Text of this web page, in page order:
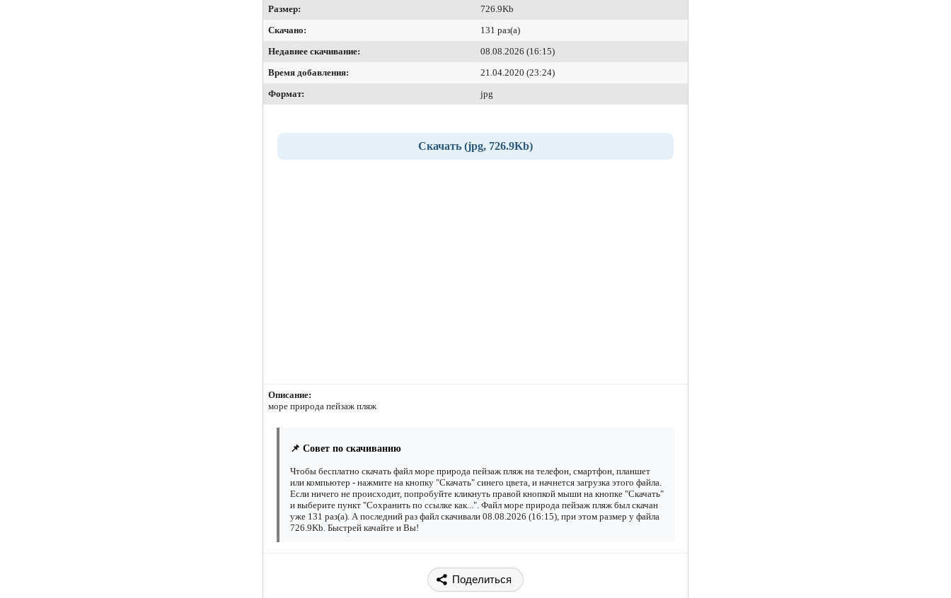
Размер:
726.9Kb
Скачано:
131 раз(а)
Недавнее скачивание:
08.08.2026 (16:15)
Время добавления:
21.04.2020 (23:24)
Формат:
jpg
Скачать (jpg, 726.9Kb)
Описание:
море природа пейзаж пляж
📌 Совет по скачиванию
Чтобы бесплатно скачать файл море природа пейзаж пляж на телефон, смартфон, планшет
или компьютер - нажмите на кнопку "Скачать" синего цвета, и начнется загрузка этого файла.
Если ничего не происходит, попробуйте кликнуть правой кнопкой мыши на кнопке "Скачать"
и выберите пункт "Сохранить по ссылке как...". Файл море природа пейзаж пляж был скачан
уже 131 раз(а). А последний раз файл скачивали 08.08.2026 (16:15), при этом размер у файла
726.9Kb. Быстрей качайте и Вы!
Поделиться